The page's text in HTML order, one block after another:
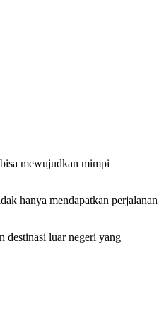
mewujudkan mimpi
hanya mendapatkan perjalanan
destinasi luar negeri yang